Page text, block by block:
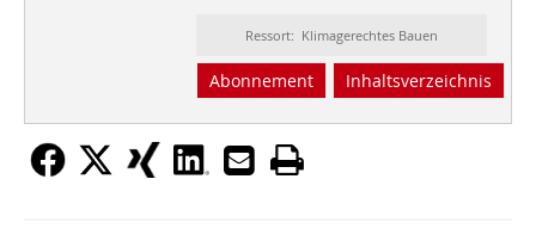
Ressort: Klimagerechtes Bauen
Abonnement Inhaltsverzeichnis